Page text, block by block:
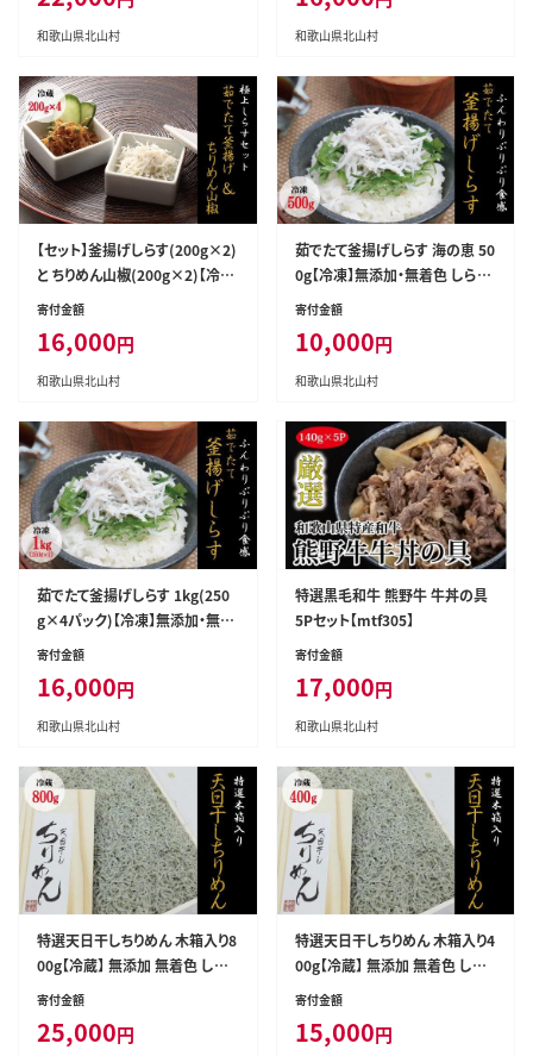
和歌山県北山村
ん【mar105】
和歌山県北山村
【セット】釜揚げしらす(200g×2)
と ちりめん山椒(200g×2)【冷
蔵】無添加・無着色 しらす シラス
ar107】
寄付金額
16,000円
和歌山県北山村
茹でたて釜揚げしらす 海の恵 50
0g【冷凍】無添加・無着色 しらす
シラス 釜揚げ 冷凍【mar102】
寄付金額
10,000円
和歌山県北山村
茹でたて釜揚げしらす 1kg(250
g×4パック)【冷凍】無添加・無着
色 しらす シラス 釜揚げ 小分け
寄付金額
16,000円
和歌山県北山村
特選黒毛和牛 熊野牛 牛丼の具
5Pセット【mtf305】
寄付金額
17,000円
和歌山県北山村
特選天日干しちりめん 木箱入り8
00g【冷蔵】 無添加 無着色 しら
す シラス ちりめん 冷蔵【mar11
寄付金額
25,000円
特選天日干しちりめん 木箱入り4
00g【冷蔵】 無添加 無着色 しら
す シラス ちりめん 冷蔵【mar11
寄付金額
15,000円